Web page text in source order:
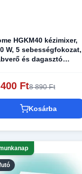
HGKM40 kézimixer,
W, 5 sebességfokozat,
és dagasztó
Ft8 890 Ft
Kosárba